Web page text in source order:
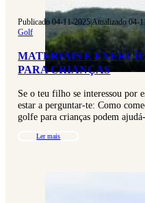
Publicado 04-11-2025|Atualizado 04-
Golf
MATERIAIS E
PARA CRIANÇAS
Se o teu filho se interessou por
estar a perguntar-te: Como
golfe para crianças podem
Ler mais